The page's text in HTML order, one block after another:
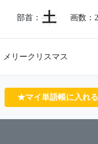
部首： 土 画数： 2
メリークリスマス
★マイ単語帳に入れる